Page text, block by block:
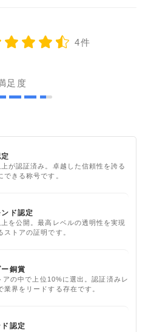
4件
足度
が認証済み。卓越した信頼性を誇る
できる称号です。
ド認定
を公開。最高レベルの透明性を実現
ストアの証明です。
ー銅賞
の中で上位10%に選出。認証済みレ
業界をリードする存在です。
認定